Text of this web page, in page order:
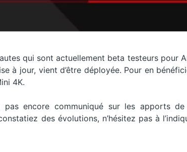
qui sont actuellement beta testeurs pour
à jour, vient d’être déployée. Pour en
4K.
pas encore communiqué sur les apports
des évolutions, n’hésitez pas à